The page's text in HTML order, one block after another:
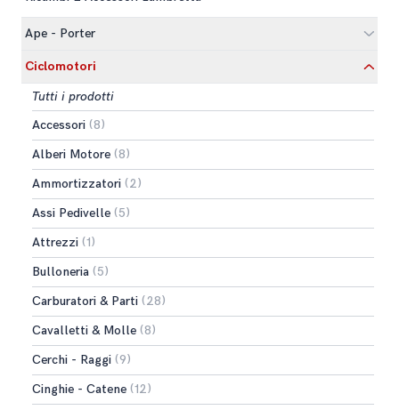
Ape - Porter
Ciclomotori
Tutti i prodotti
Accessori (8)
Alberi Motore (8)
Ammortizzatori (2)
Assi Pedivelle (5)
Attrezzi (1)
Bulloneria (5)
Carburatori & Parti (28)
Cavalletti & Molle (8)
Cerchi - Raggi (9)
Cinghie - Catene (12)